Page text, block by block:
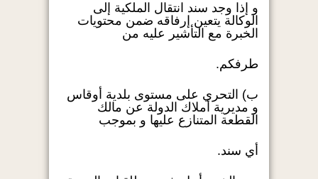
و إذا وجد سند انتقال الملكية إلى
الوكالة يتعين إرفاقه ضمن محتويات
الخبرة مع التأشير عليه من
طرفكم.
ب) التحري على مستوى بلدية أوقاس
و مديرية أملاك الدولة عن مالك
القطعة المتنازع عليها و بموجب
أي سند.